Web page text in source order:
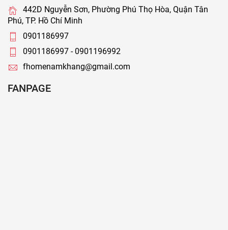
442D Nguyễn Sơn, Phường Phú Thọ Hòa, Quận Tân
Phú, TP. Hồ Chí Minh
0901186997
0901186997 - 0901196992
fhomenamkhang@gmail.com
FANPAGE